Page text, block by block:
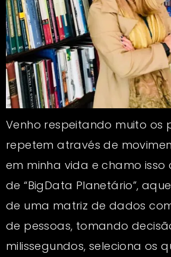
Venho respeitando muito os
repetem através de
em minha vida e chamo isso
de “BigData Planetário”,
de uma matriz de dados
de pessoas, tomando
milissegundos, seleciona os